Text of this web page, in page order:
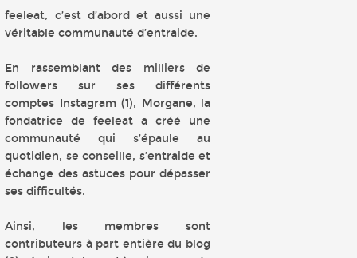
feeleat, c’est d’abord et aussi une
véritable communauté d’entraide.
En rassemblant des milliers de
followers sur ses différents
comptes Instagram (1), Morgane, la
fondatrice de feeleat a créé une
communauté qui s’épaule au
quotidien, se conseille, s’entraide et
échange des astuces pour dépasser
ses difficultés.
Ainsi, les membres sont
contributeurs à part entière du blog